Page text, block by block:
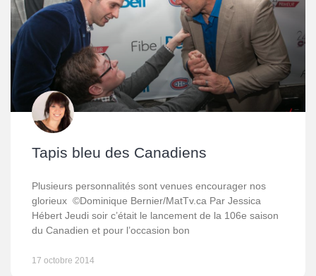
Tapis bleu des Canadiens
Plusieurs personnalités sont venues encourager nos
glorieux ©Dominique Bernier/MatTv.ca Par Jessica
Hébert Jeudi soir c’était le lancement de la 106e saison
du Canadien et pour l’occasion bon
17 octobre 2014